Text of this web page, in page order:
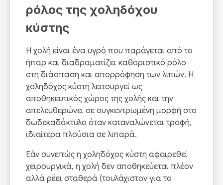
ρόλος της χοληδόχου
κύστης
Η χολή είναι ένα υγρό που παράγεται από το
ήπαρ και διαδραματίζει καθοριστικό ρόλο
στη διάσπαση και απορρόφηση των λιπών. Η
χοληδόχος κύστη λειτουργεί ως
αποθηκευτικός χώρος της χολής και την
απελευθερώνει σε συγκεντρωμένη μορφή στο
δωδεκαδάκτυλο όταν καταναλώνεται τροφή,
ιδιαίτερα πλούσια σε λιπαρά.
Εάν συνεπώς η χοληδόχος κύστη αφαιρεθεί
χειρουργικά, η χολή δεν αποθηκεύεται πλέον
αλλά ρέει σταθερά (τουλάχιστον για το